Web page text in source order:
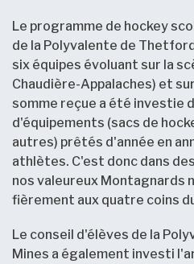
Le programme de hockey
de la Polyvalente de
six équipes évoluant sur la
Chaudière-Appalaches) et
somme reçue a été investie
d'équipements (sacs de
autres) prêtés d'année en
athlètes. C'est donc dans
nos valeureux Montagnards
fièrement aux quatre coins
Le conseil d'élèves de la
Mines a également investi